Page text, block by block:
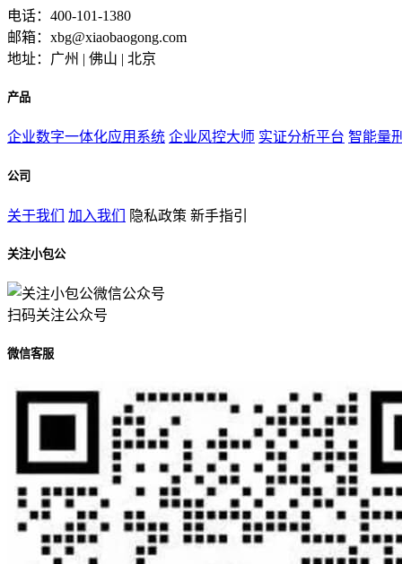
电话：400-101-1380
邮箱：xbg@xiaobaogong.com
地址：广州 | 佛山 | 北京
产品
企业数字一体化应用系统 企业风控大师 实证分析平台 智能量
公司
关于我们 加入我们 隐私政策 新手指引
关注小包公
扫码关注公众号
微信客服